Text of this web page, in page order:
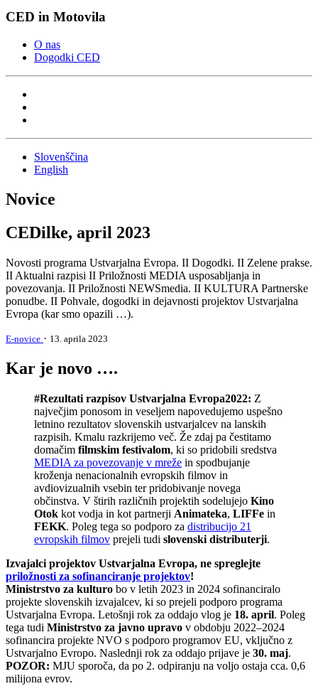
CED in Motovila
O nas
Dogodki CED
Slovenščina
English
Novice
CEDilke, april 2023
Novosti programa Ustvarjalna Evropa. II Dogodki. II Zelene prakse.
II Aktualni razpisi II Priložnosti MEDIA usposabljanja in
povezovanja. II Priložnosti NEWSmedia. II KULTURA Partnerske
ponudbe. II Pohvale, dogodki in dejavnosti projektov Ustvarjalna
Evropa (kar smo opazili …).
E-novice · 13. aprila 2023
Kar je novo ….
#Rezultati razpisov Ustvarjalna Evropa2022: Z
največjim ponosom in veseljem napovedujemo uspešno
letnino rezultatov slovenskih ustvarjalcev na lanskih
razpisih. Kmalu razkrijemo več. Že zdaj pa čestitamo
domačim filmskim festivalom, ki so pridobili sredstva
MEDIA za povezovanje v mreže in spodbujanje
kroženja nenacionalnih evropskih filmov in
avdiovizualnih vsebin ter pridobivanje novega
občinstva. V štirih različnih projektih sodelujejo Kino
Otok kot vodja in kot partnerji Animateka, LIFFe in
FEKK. Poleg tega so podporo za distribucijo 21
evropskih filmov prejeli tudi slovenski distributerji.
Izvajalci projektov Ustvarjalna Evropa, ne spreglejte
priložnosti za sofinanciranje projektov!
Ministrstvo za kulturo bo v letih 2023 in 2024 sofinanciralo
projekte slovenskih izvajalcev, ki so prejeli podporo programa
Ustvarjalna Evropa. Letošnji rok za oddajo vlog je 18. april. Poleg
tega tudi Ministrstvo za javno upravo v obdobju 2022–2024
sofinancira projekte NVO s podporo programov EU, vključno z
Ustvarjalno Evropo. Naslednji rok za oddajo prijave je 30. maj.
POZOR: MJU sporoča, da po 2. odpiranju na voljo ostaja cca. 0,6
milijona evrov.